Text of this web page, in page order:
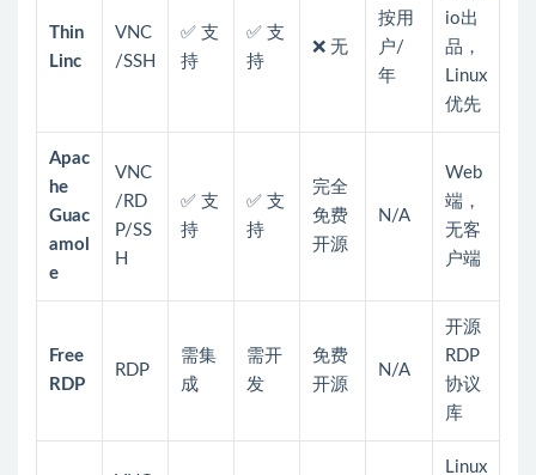
Thin
Linc
VNC
/SSH
✅ 支
持
✅ 支
持
❌ 无
按用
户/
年
io出
品，
Linux
优先
Apac
he
Guac
amol
e
VNC
/RD
P/SS
H
✅ 支
持
✅ 支
持
完全
免费
开源
N/A
Web
端，
无客
户端
Free
RDP
RDP
需集
成
需开
发
免费
开源
N/A
开源
RDP
协议
库
Linux